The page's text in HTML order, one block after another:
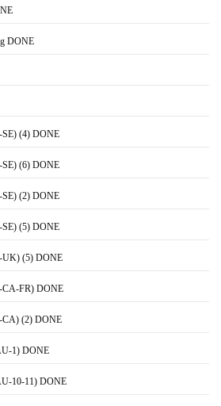
DONE
SE) (4) DONE
SE) (6) DONE
SE) (2) DONE
SE) (5) DONE
UK) (5) DONE
CA-FR) DONE
CA) (2) DONE
1) DONE
10-11) DONE